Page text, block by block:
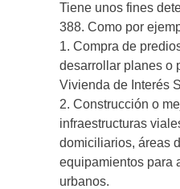
Tiene unos fines
388. Como por
1. Compra de
desarrollar planes o
Vivienda de Interés
2. Construcción o
infraestructuras
domiciliarios, áreas
equipamientos para
urbanos.